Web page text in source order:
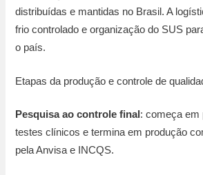
distribuídas e mantidas no Brasil. A
frio controlado e organização do SUS
o país.
Etapas da produção e controle de
Pesquisa ao controle final : começa em
testes clínicos e termina em produção
pela Anvisa e INCQS.